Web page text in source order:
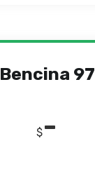
Bencina 97
$-